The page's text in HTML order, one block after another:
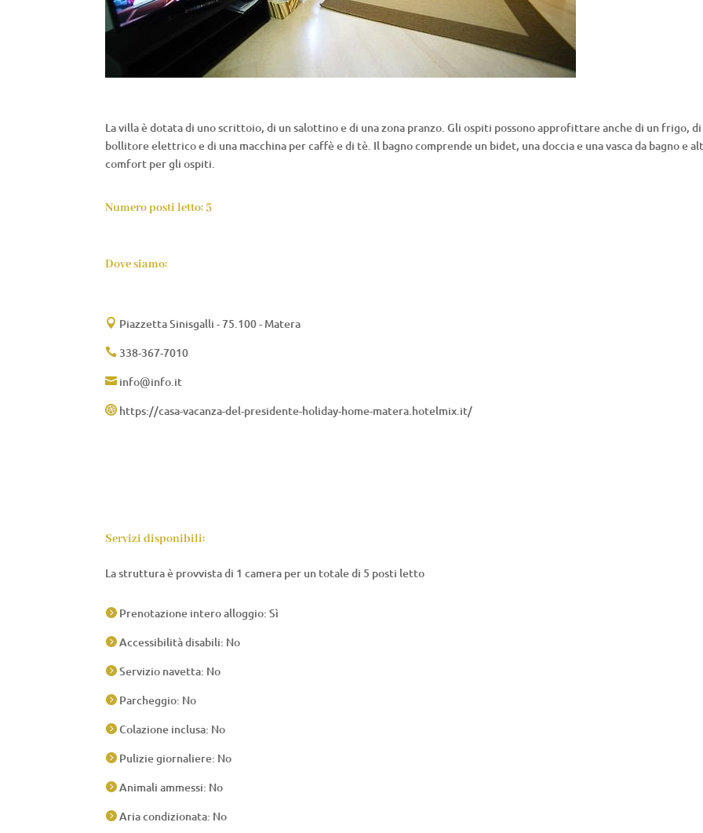
La villa è dotata di uno scrittoio, di un salottino e di una zona pranzo. Gli ospiti possono approfittare anche di un frigo,
bollitore elettrico e di una macchina per caffè e di tè. Il bagno comprende un bidet, una doccia e una vasca da bagno e
comfort per gli ospiti.
Numero posti letto: 5
Dove siamo:
 Piazzetta Sinisgalli - 75.100 - Matera
 338-367-7010
 info@info.it
 https://casa-vacanza-del-presidente-holiday-home-matera.hotelmix.it/
Servizi disponibili:
La struttura è provvista di 1 camera per un totale di 5 posti letto
 Prenotazione intero alloggio: Sì
 Accessibilità disabili: No
 Servizio navetta: No
 Parcheggio: No
 Colazione inclusa: No
 Pulizie giornaliere: No
 Animali ammessi: No
 Aria condizionata: No